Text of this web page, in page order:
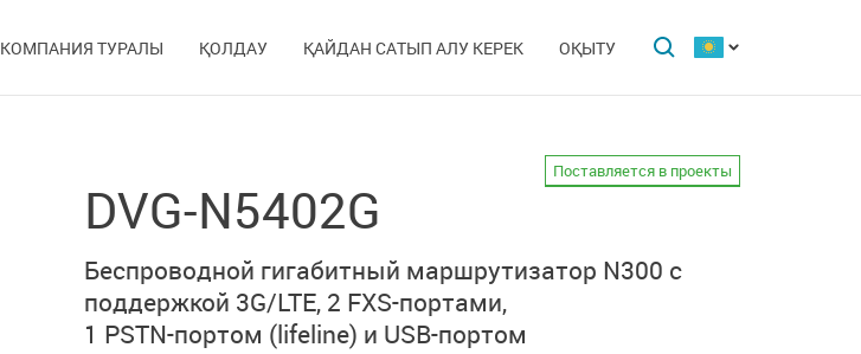
КОМПАНИЯ ТУРАЛЫ ҚОЛДАУ ҚАЙДАН САТЫП АЛУ КЕРЕК ОҚЫТУ
DVG-N5402G
Поставляется в проекты
Беспроводной гигабитный маршрутизатор N300 с
поддержкой 3G/LTE, 2 FXS-портами,
1 PSTN-портом (lifeline) и USB-портом